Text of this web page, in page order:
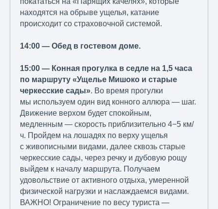
находятся на обрыве ущелья, катание
происходит со страховочной системой.
14:00 — Обед в гостевом доме.
15:00 — Конная прогулка в седле на 1,5 часа
по маршруту «Ущелье Мишоко и старые
черкесские сады». Во время прогулки
мы используем один вид конного аллюра — шаг.
Движение верхом будет спокойным,
медленным — скорость приблизительно 4−5 км/
ч. Пройдем на лошадях по верху ущелья
с живописными видами, далее сквозь старые
черкесские сады, через речку и дубовую рощу
выйдем к началу маршрута. Получаем
удовольствие от активного отдыха, умеренной
физической нагрузки и наслаждаемся видами.
ВАЖНО! Ограничение по весу туриста —